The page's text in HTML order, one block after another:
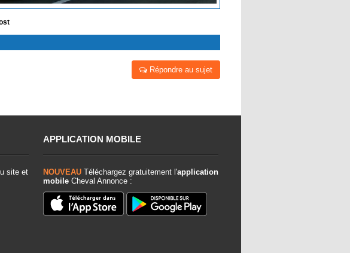
Répondre au sujet
site et
APPLICATION MOBILE
NOUVEAU Téléchargez gratuitement l'application
mobile Cheval Annonce :